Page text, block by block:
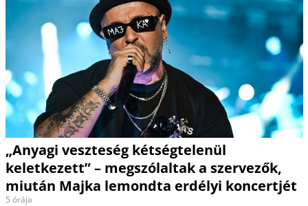
„Anyagi veszteség kétségtelenül
keletkezett” – megszólaltak a szervezők,
miután Majka lemondta erdélyi koncertjét
5 órája